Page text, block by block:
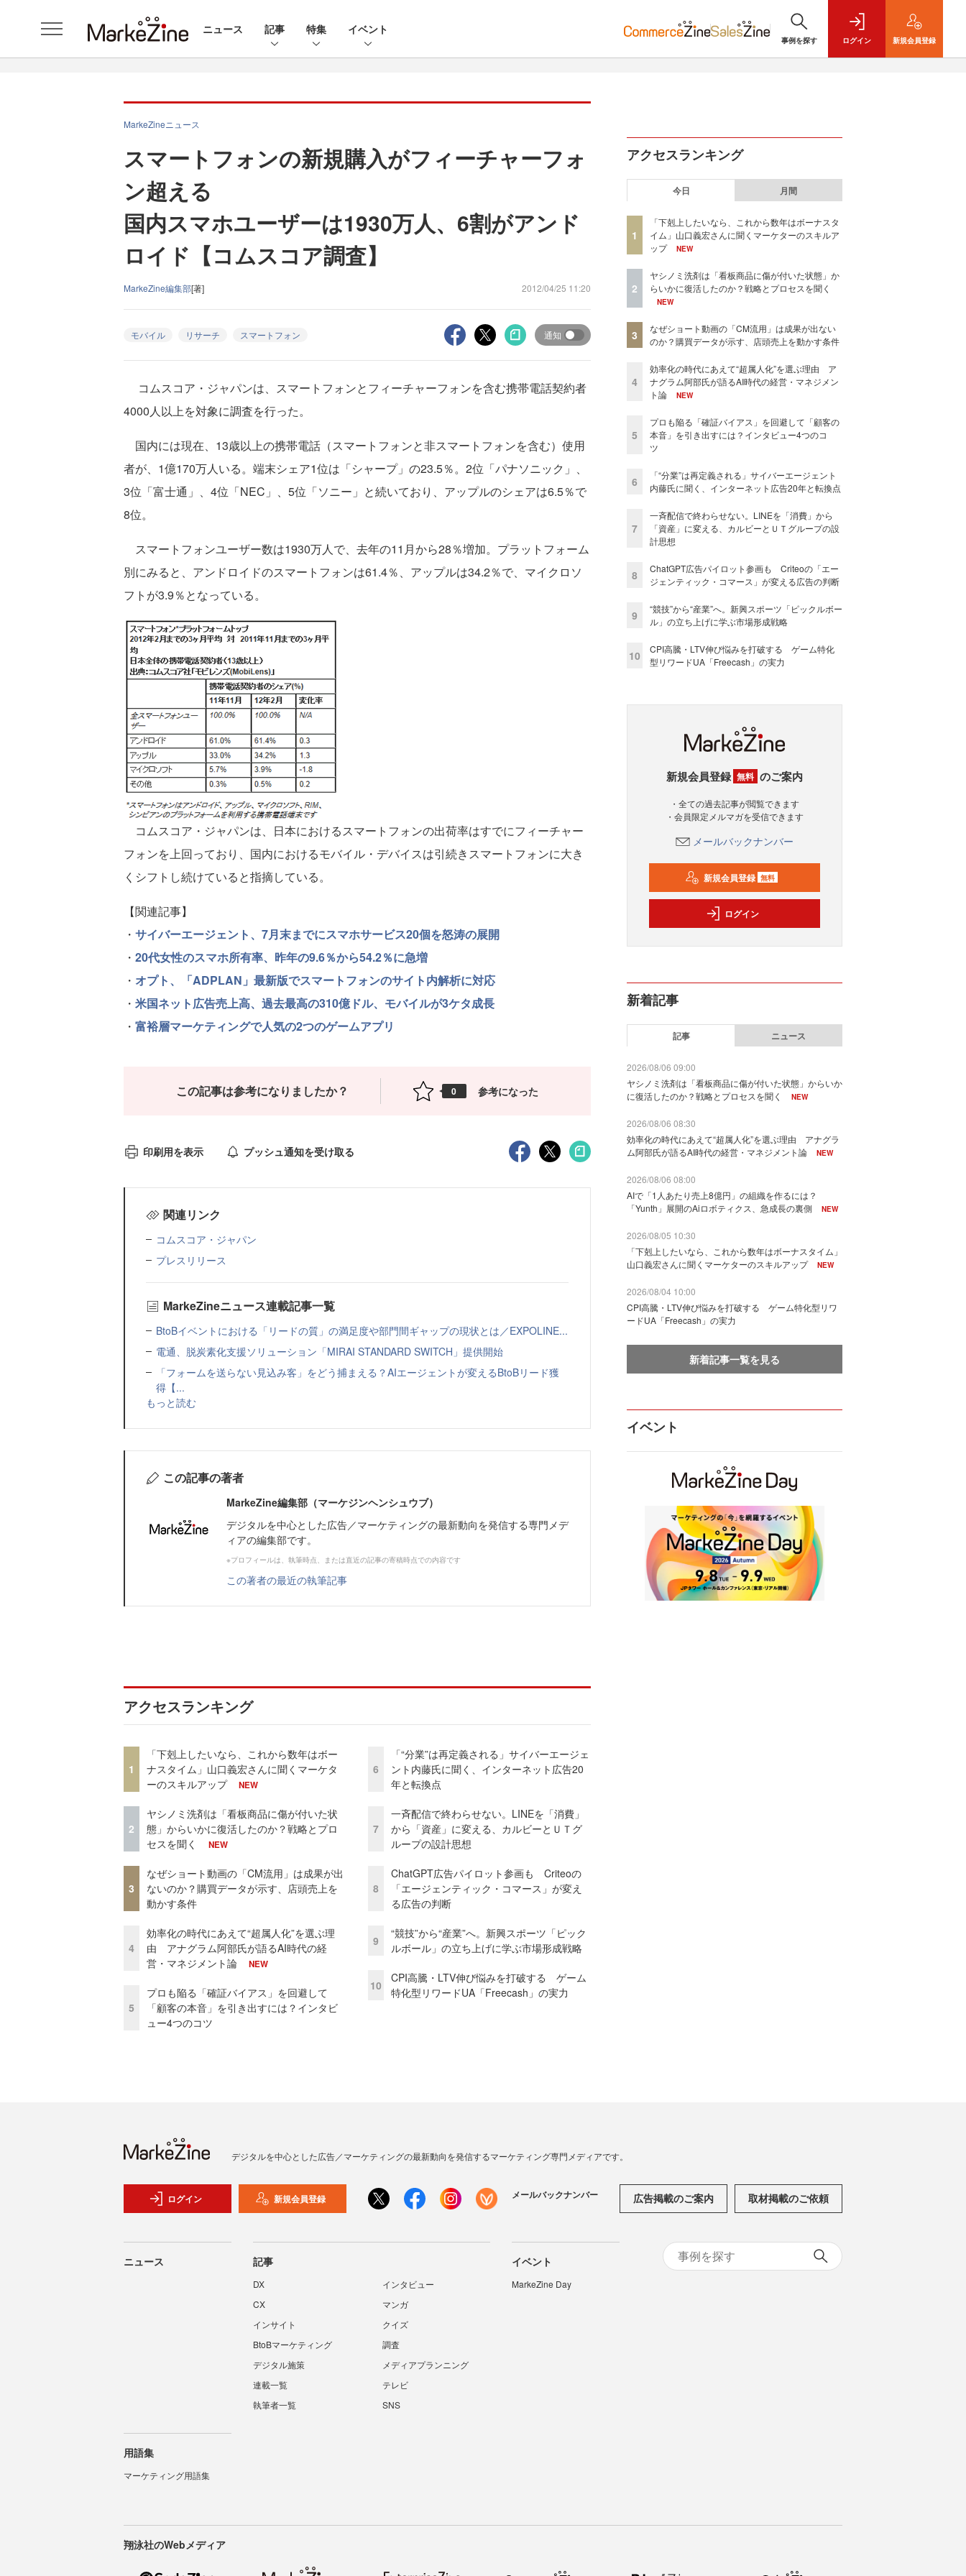
ニュース 記事 特集 イベント
事例を探す ログイン 新規会員登録
MarkeZineニュース
スマートフォンの新規購入がフィーチャーフォ
ン超える
国内スマホユーザーは1930万人、6割がアンド
ロイド【コムスコア調査】
MarkeZine編集部[著] 2012/04/25 11:20
モバイル リサーチ スマートフォン 通知
コムスコア・ジャパンは、スマートフォンとフィーチャーフォンを含む携帯電話契約者
4000人以上を対象に調査を行った。
国内には現在、13歳以上の携帯電話（スマートフォンと非スマートフォンを含む）使用
者が、1億170万人いる。端末シェア1位は「シャープ」の23.5％。2位「パナソニック」、
3位「富士通」、4位「NEC」、5位「ソニー」と続いており、アップルのシェアは6.5％で
8位。
スマートフォンユーザー数は1930万人で、去年の11月から28％増加。プラットフォーム
別にみると、アンドロイドのスマートフォンは61.4％、アップルは34.2％で、マイクロソ
フトが3.9％となっている。
コムスコア・ジャパンは、日本におけるスマートフォンの出荷率はすでにフィーチャー
フォンを上回っており、国内におけるモバイル・デバイスは引続きスマートフォンに大き
くシフトし続けていると指摘している。
【関連記事】
・ サイバーエージェント、7月末までにスマホサービス20個を怒涛の展開
・ 20代女性のスマホ所有率、昨年の9.6％から54.2％に急増
・ オプト、「ADPLAN」最新版でスマートフォンのサイト内解析に対応
・ 米国ネット広告売上高、過去最高の310億ドル、モバイルが3ケタ成長
・ 富裕層マーケティングで人気の2つのゲームアプリ
この記事は参考になりましたか？ 0 参考になった
印刷用を表示 プッシュ通知を受け取る
関連リンク
コムスコア・ジャパン
プレスリリース
MarkeZineニュース連載記事一覧
BtoBイベントにおける「リードの質」の満足度や部門間ギャップの現状とは／EXPOLINE...
電通、脱炭素化支援ソリューション「MIRAI STANDARD SWITCH」提供開始
「フォームを送らない見込み客」をどう捕まえる？AIエージェントが変えるBtoBリード獲
得【...
もっと読む
この記事の著者
MarkeZine編集部（マーケジンヘンシュウブ）
デジタルを中心とした広告／マーケティングの最新動向を発信する専門メデ
ィアの編集部です。
※プロフィールは、執筆時点、または直近の記事の寄稿時点での内容です
この著者の最近の執筆記事
アクセスランキング
1
「下剋上したいなら、これから数年はボー
ナスタイム」山口義宏さんに聞くマーケタ
ーのスキルアップ
NEW
2
ヤシノミ洗剤は「看板商品に傷が付いた状
態」からいかに復活したのか？戦略とプロ
セスを聞く
NEW
3
なぜショート動画の「CM流用」は成果が出
ないのか？購買データが示す、店頭売上を
動かす条件
4
効率化の時代にあえて“超属人化”を選ぶ理
由 アナグラム阿部氏が語るAI時代の経
営・マネジメント論
NEW
5
プロも陥る「確証バイアス」を回避して
「顧客の本音」を引き出すには？インタビ
ュー4つのコツ
6
「“分業”は再定義される」サイバーエージェ
ント内藤氏に聞く、インターネット広告20
年と転換点
7
一斉配信で終わらせない。LINEを「消費」
から「資産」に変える、カルビーとＵＴグ
ループの設計思想
8
ChatGPT広告パイロット参画も Criteoの
「エージェンティック・コマース」が変え
る広告の判断
9
“競技”から“産業”へ。新興スポーツ「ピック
ルボール」の立ち上げに学ぶ市場形成戦略
10
CPI高騰・LTV伸び悩みを打破する ゲーム
特化型リワードUA「Freecash」の実力
アクセスランキング
今日 月間
1
「下剋上したいなら、これから数年はボーナスタ
イム」山口義宏さんに聞くマーケターのスキルア
ップ
NEW
2
ヤシノミ洗剤は「看板商品に傷が付いた状態」か
らいかに復活したのか？戦略とプロセスを聞く
NEW
3
なぜショート動画の「CM流用」は成果が出ない
のか？購買データが示す、店頭売上を動かす条件
4
効率化の時代にあえて“超属人化”を選ぶ理由 ア
ナグラム阿部氏が語るAI時代の経営・マネジメン
ト論
NEW
5
プロも陥る「確証バイアス」を回避して「顧客の
本音」を引き出すには？インタビュー4つのコ
ツ
6
「“分業”は再定義される」サイバーエージェント
内藤氏に聞く、インターネット広告20年と転換点
7
一斉配信で終わらせない。LINEを「消費」から
「資産」に変える、カルビーとＵＴグループの設
計思想
8
ChatGPT広告パイロット参画も Criteoの「エー
ジェンティック・コマース」が変える広告の判断
9
“競技”から“産業”へ。新興スポーツ「ピックルボー
ル」の立ち上げに学ぶ市場形成戦略
10
CPI高騰・LTV伸び悩みを打破する ゲーム特化
型リワードUA「Freecash」の実力
新規会員登録 無料 のご案内
・全ての過去記事が閲覧できます
・会員限定メルマガを受信できます
メールバックナンバー
新規会員登録 無料
ログイン
新着記事
記事 ニュース
2026/08/06 09:00
ヤシノミ洗剤は「看板商品に傷が付いた状態」からいか
に復活したのか？戦略とプロセスを聞く
NEW
2026/08/06 08:30
効率化の時代にあえて“超属人化”を選ぶ理由 アナグラ
ム阿部氏が語るAI時代の経営・マネジメント論
NEW
2026/08/06 08:00
AIで「1人あたり売上8億円」の組織を作るには？
「Yunth」展開のAiロボティクス、急成長の裏側
NEW
2026/08/05 10:30
「下剋上したいなら、これから数年はボーナスタイム」
山口義宏さんに聞くマーケターのスキルアップ
NEW
2026/08/04 10:00
CPI高騰・LTV伸び悩みを打破する ゲーム特化型リワ
ードUA「Freecash」の実力
新着記事一覧を見る
イベント
デジタルを中心とした広告／マーケティングの最新動向を発信するマーケティング専門メディアです。
ログイン 新規会員登録 メールバックナンバー 広告掲載のご案内 取材掲載のご依頼
ニュース 記事
DX
インタビュー
CX
マンガ
インサイト
クイズ
BtoBマーケティング
調査
デジタル施策
メディアプランニング
連載一覧
テレビ
執筆者一覧
SNS
イベント
MarkeZine Day
用語集
マーケティング用語集
翔泳社のWebメディア